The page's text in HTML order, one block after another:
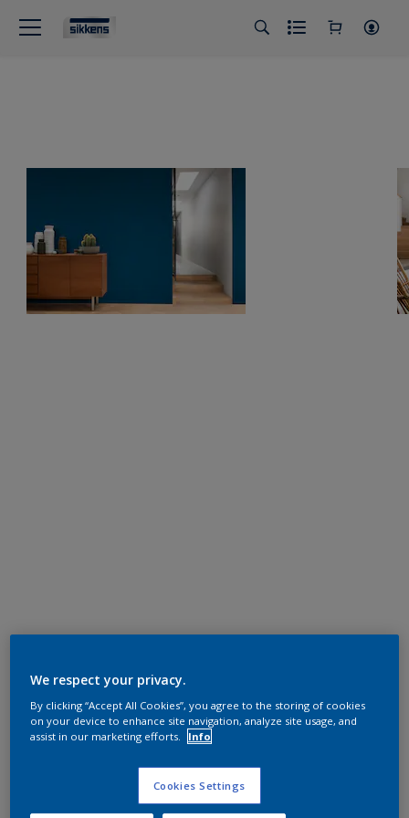
We respect your privacy.
By clicking “Accept All Cookies”, you agree to the storing of cookies
on your device to enhance site navigation, analyze site usage, and
assist in our marketing efforts.
Info
Cookies Settings